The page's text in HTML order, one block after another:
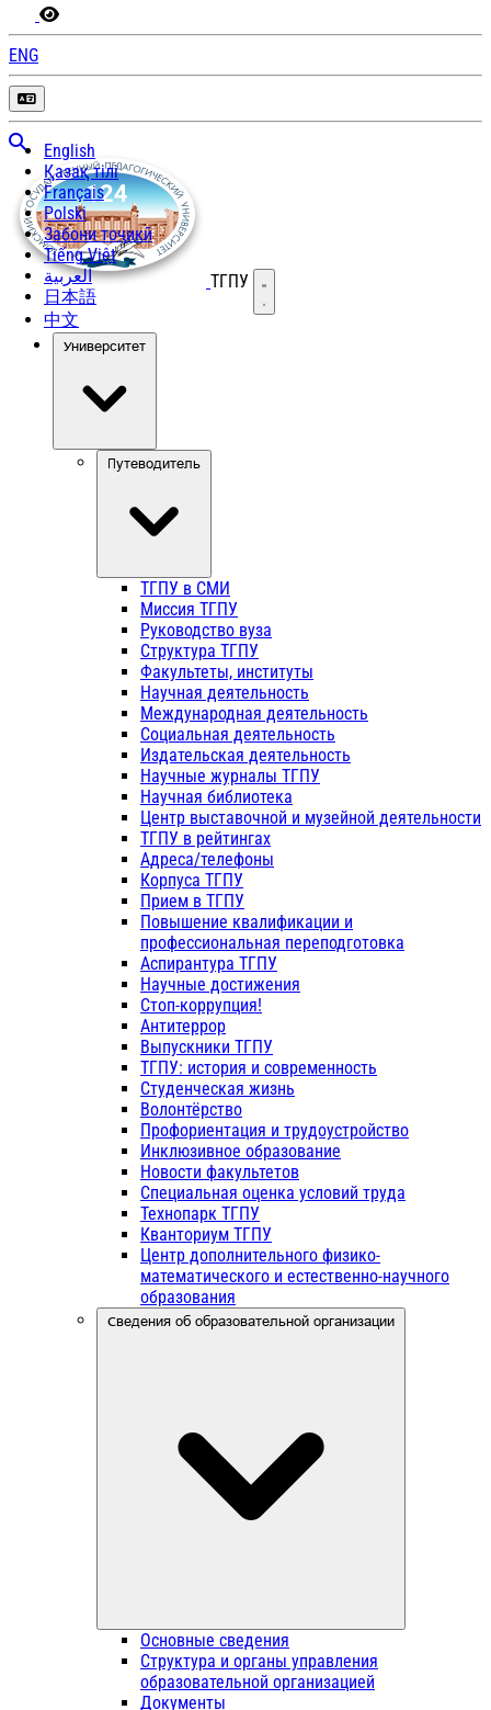
ENG
English
Қазақ тілі
Français
Polski
Забони тоҷикӣ
Tiếng Việt
العربية
日本語
中文
ТГПУ Открыть меню
Университет
Путеводитель
ТГПУ в СМИ
Миссия ТГПУ
Руководство вуза
Структура ТГПУ
Факультеты, институты
Научная деятельность
Международная деятельность
Социальная деятельность
Издательская деятельность
Научные журналы ТГПУ
Научная библиотека
Центр выставочной и музейной деятельности
ТГПУ в рейтингах
Адреса/телефоны
Корпуса ТГПУ
Прием в ТГПУ
Повышение квалификации и
профессиональная переподготовка
Аспирантура ТГПУ
Научные достижения
Стоп-коррупция!
Антитеррор
Выпускники ТГПУ
ТГПУ: история и современность
Студенческая жизнь
Волонтёрство
Профориентация и трудоустройство
Инклюзивное образование
Новости факультетов
Специальная оценка условий труда
Технопарк ТГПУ
Кванториум ТГПУ
Центр дополнительного физико-
математического и естественно-научного
образования
Сведения об образовательной организации
Основные сведения
Структура и органы управления
образовательной организацией
Документы